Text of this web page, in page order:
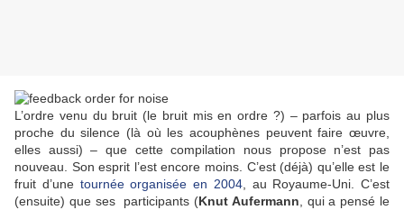
L’ordre venu du bruit (le bruit mis en ordre ?) – parfois au plus
proche du silence (là où les acouphènes peuvent faire œuvre,
elles aussi) – que cette compilation nous propose n’est pas
nouveau. Son esprit l’est encore moins. C’est (déjà) qu’elle est le
fruit d’unetournée organisée en 2004, au Royaume-Uni. C’est
(ensuite) que ses participants (Knut Aufermann , qui a pensé le